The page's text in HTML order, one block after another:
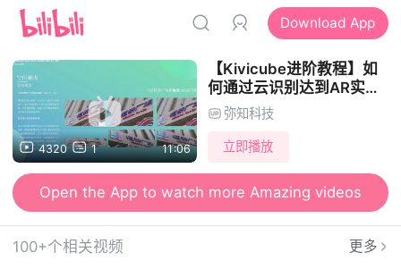
Download App
4320 1 11:06
【Kivicube进阶教程】如
何通过云识别达到AR实物
识别的效果
弥知科技
立即播放
Open the App to watch more Amazing videos
100+个相关视频 更多